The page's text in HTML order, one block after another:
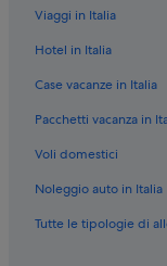
Viaggi in Italia
Hotel in Italia
Case vacanze in Italia
Pacchetti vacanza in
Voli domestici
Noleggio auto in Italia
Tutte le tipologie di